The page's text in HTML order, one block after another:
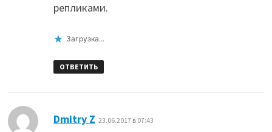
репликами.
Загрузка...
ОТВЕТИТЬ
Dmitry Z 23.06.2017 в 07:43